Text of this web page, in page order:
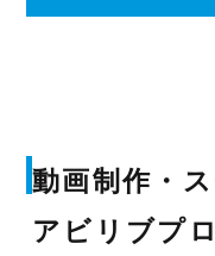
動画制作・
アビリブプ